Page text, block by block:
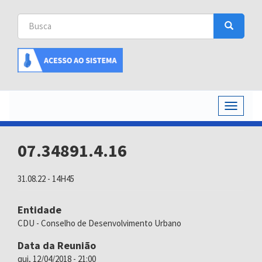
Buscar
Busca
Busca
Toggle
07.34891.4.16
31.08.22 - 14H45
Entidade
CDU - Conselho de Desenvolvimento Urbano
Data da Reunião
qui, 12/04/2018 - 21:00